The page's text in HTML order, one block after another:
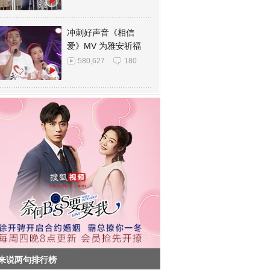
冲刺好声音《相信
爱》MV 为雅安祈福
580,627 180
说两句排行榜